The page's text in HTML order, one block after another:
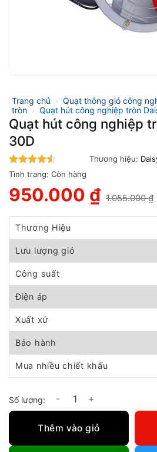
Trang chủ › Quạt thông gió công
tròn › Quạt hút công nghiệp tròn
Quạt hút công nghiệp
30D
4.5trên 5
Thương hiệu:
Tình trạng: Còn hàng
1.055.000₫
gốc
là:
1.055.000 ₫.
950.000 ₫
hiện
tại
950.000 ₫.
Thương Hiệu
Lưu lượng gió
Công suất
Điện áp
Xuất xứ
Bảo hành
Mua nhiều chiết khấu
Quạt hút công nghiệp tròn Daisy
Thêm vào giỏ